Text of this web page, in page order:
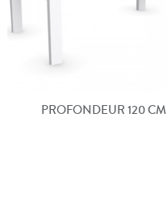
PROFONDEUR 120 CM